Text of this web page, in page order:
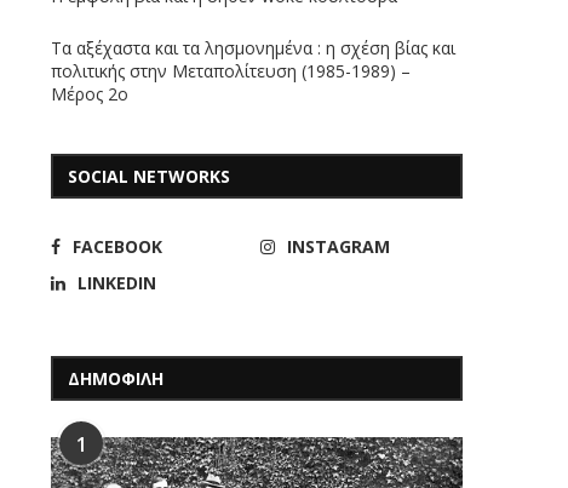
Τα αξέχαστα και τα λησμονημένα : η σχέση βίας και
πολιτικής στην Μεταπολίτευση (1985-1989) –
Μέρος 2ο
SOCIAL NETWORKS
FACEBOOK
INSTAGRAM
LINKEDIN
ΔΗΜΟΦΙΛΗ
1